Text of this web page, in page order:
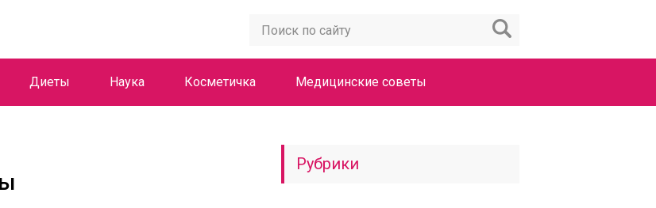
Диеты Наука Косметичка Медицинские советы
Рубрики